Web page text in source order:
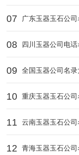
07 广东玉器玉石公
08 四川玉器公司电
09 全国玉器公司名录
10 重庆玉器玉石公司
11 云南玉器玉石公司
12 青海玉器玉石公司